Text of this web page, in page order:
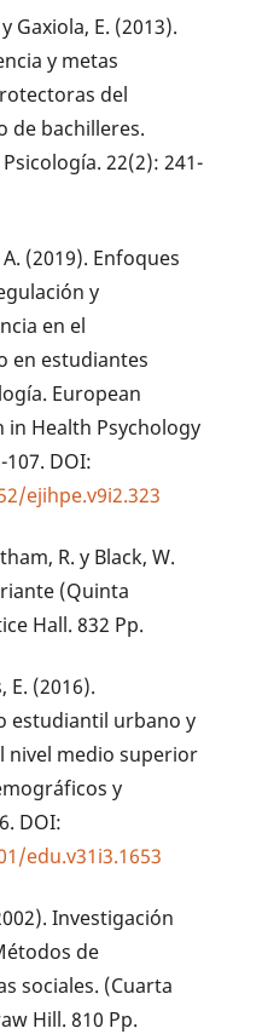
Gaxiola, E. (2013).
y metas
del
de bachilleres.
22(2): 241-
(2019). Enfoques
y
en el
en estudiantes
European
in Health Psychology
DOI:
ejihpe.v9i2.323
R. y Black, W.
(Quinta
Hall. 832 Pp.
E. (2016).
estudiantil urbano y
nivel medio superior
y
DOI:
edu.v31i3.1653
Investigación
de
sociales. (Cuarta
Hill. 810 Pp.